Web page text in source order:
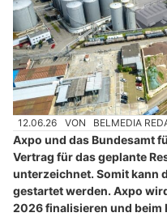
12.06.26 VON BELMEDIA
Axpo und das Bundesamt
Vertrag für das geplante
unterzeichnet. Somit kann
gestartet werden. Axpo
2026 finalisieren und beim